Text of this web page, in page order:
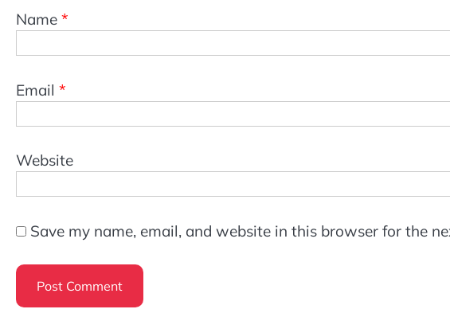
Name *
Email *
Website
Save my name, email, and website in this browser for the